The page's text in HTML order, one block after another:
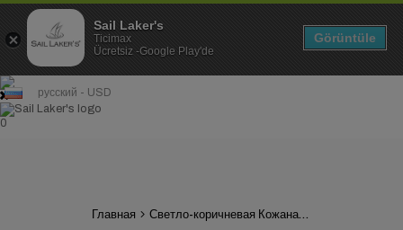
русский - USD
0
Главная Светло-коричневая Кожаная Мужская Обувь
Sail Laker's
Ticimax
Ücretsiz -Google Play'de
Görüntüle